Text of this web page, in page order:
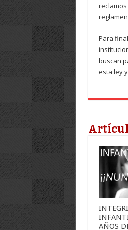
Para
buscan
esta ley
AÑOS